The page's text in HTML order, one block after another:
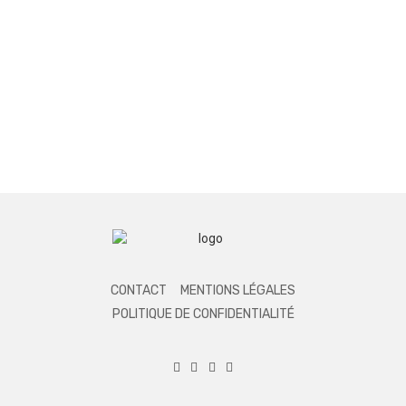
CONTACT
MENTIONS LÉGALES
POLITIQUE DE CONFIDENTIALITÉ